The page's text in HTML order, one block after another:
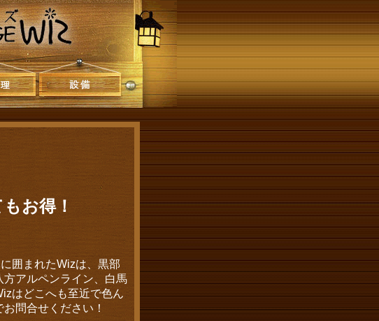
お得！
囲まれたWizは、黒部
アルペンライン、白馬
はどこへも至近で色ん
問合せください！